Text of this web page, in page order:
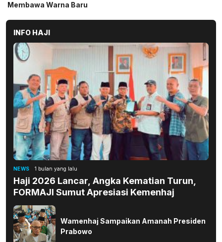
INFO HAJI
NEWS 1 bulan yang lalu
Haji 2026 Lancar, Angka Kematian Turun,
FORMAJI Sumut Apresiasi Kemenhaj
Wamenhaj Sampaikan Amanah Presiden
Prabowo